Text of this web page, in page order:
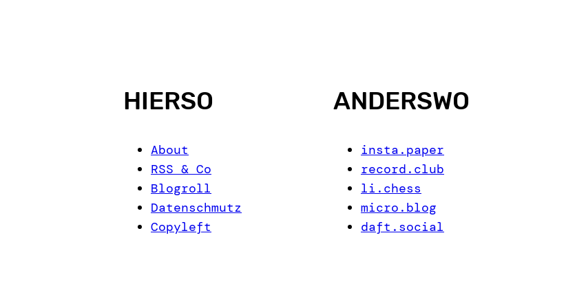
HIERSO
About
RSS & Co
Blogroll
Datenschmutz
Copyleft
ANDERSWO
insta.paper
record.club
li.chess
micro.blog
daft.social